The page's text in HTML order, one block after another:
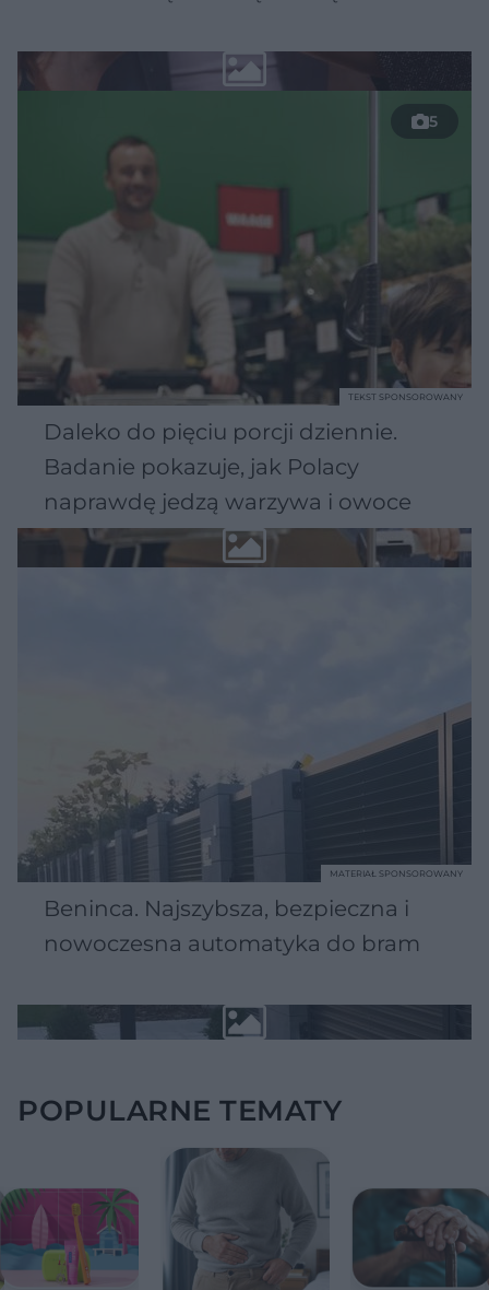
5
Daleko do pięciu porcji dziennie.
Badanie pokazuje, jak Polacy
naprawdę jedzą warzywa i owoce
TEKST SPONSOROWANY
Beninca. Najszybsza, bezpieczna i
nowoczesna automatyka do bram
MATERIAŁ SPONSOROWANY
POPULARNE TEMATY